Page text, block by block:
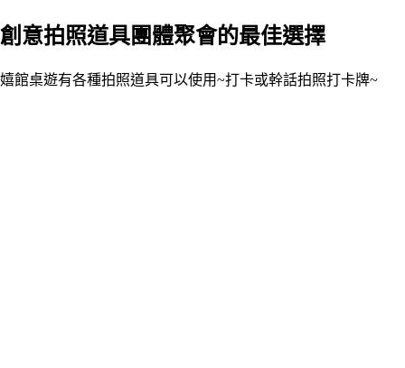
創意拍照道具團體聚會的最佳選擇
嬉館桌遊有各種拍照道具可以使用~打卡或幹話拍照打卡牌~